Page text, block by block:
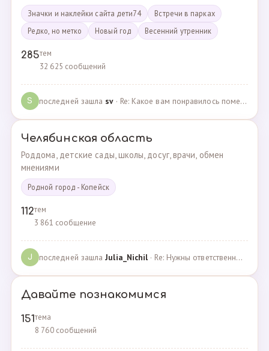
Значки и наклейки сайта дети74
Встречи в парках
Редко, но метко
Новый год Весенний утренник
285тем
32 625 сообщений
S последней зашла sv· Re: Какое вам понравилось помещения для проведения … · 07.05.2025
Челябинская область
Роддома, детские сады, школы, досуг, врачи, обмен
мнениями
Родной город - Копейск
112тем
3 861 сообщение
J последней зашлаJulia_Nichil· Re: Нужны ответственные и любящие детей сотрудники … · 22.07.2024
Давайте познакомимся
151тема
8 760 сообщений